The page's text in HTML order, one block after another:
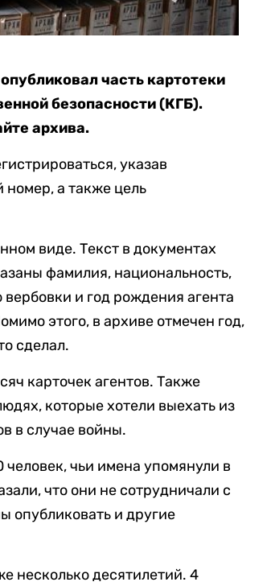
часть картотеки
безопасности (КГБ).
архива.
указав
а также цель
виде. Текст в документах
фамилия, национальность,
и год рождения агента
этого, в архиве отмечен год,
сделал.
карточек агентов. Также
которые хотели выехать из
в случае войны.
чьи имена упомянули в
что они не сотрудничали с
опубликовать и другие
несколько десятилетий. 4